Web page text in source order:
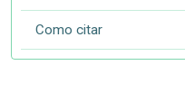
Como citar